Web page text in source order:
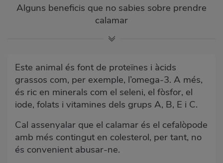
Alguns beneficis que no sabies sobre prendre
calamar
Este animal és font de proteïnes i àcids
grassos com, per exemple, l’omega-3. A més,
és ric en minerals com el seleni, el fòsfor, el
iode, folats i vitamines dels grups A, B, E i C.
Cal assenyalar que el calamar és el cefalòpode
amb més contingut en colesterol, per tant, no
és convenient abusar-ne.